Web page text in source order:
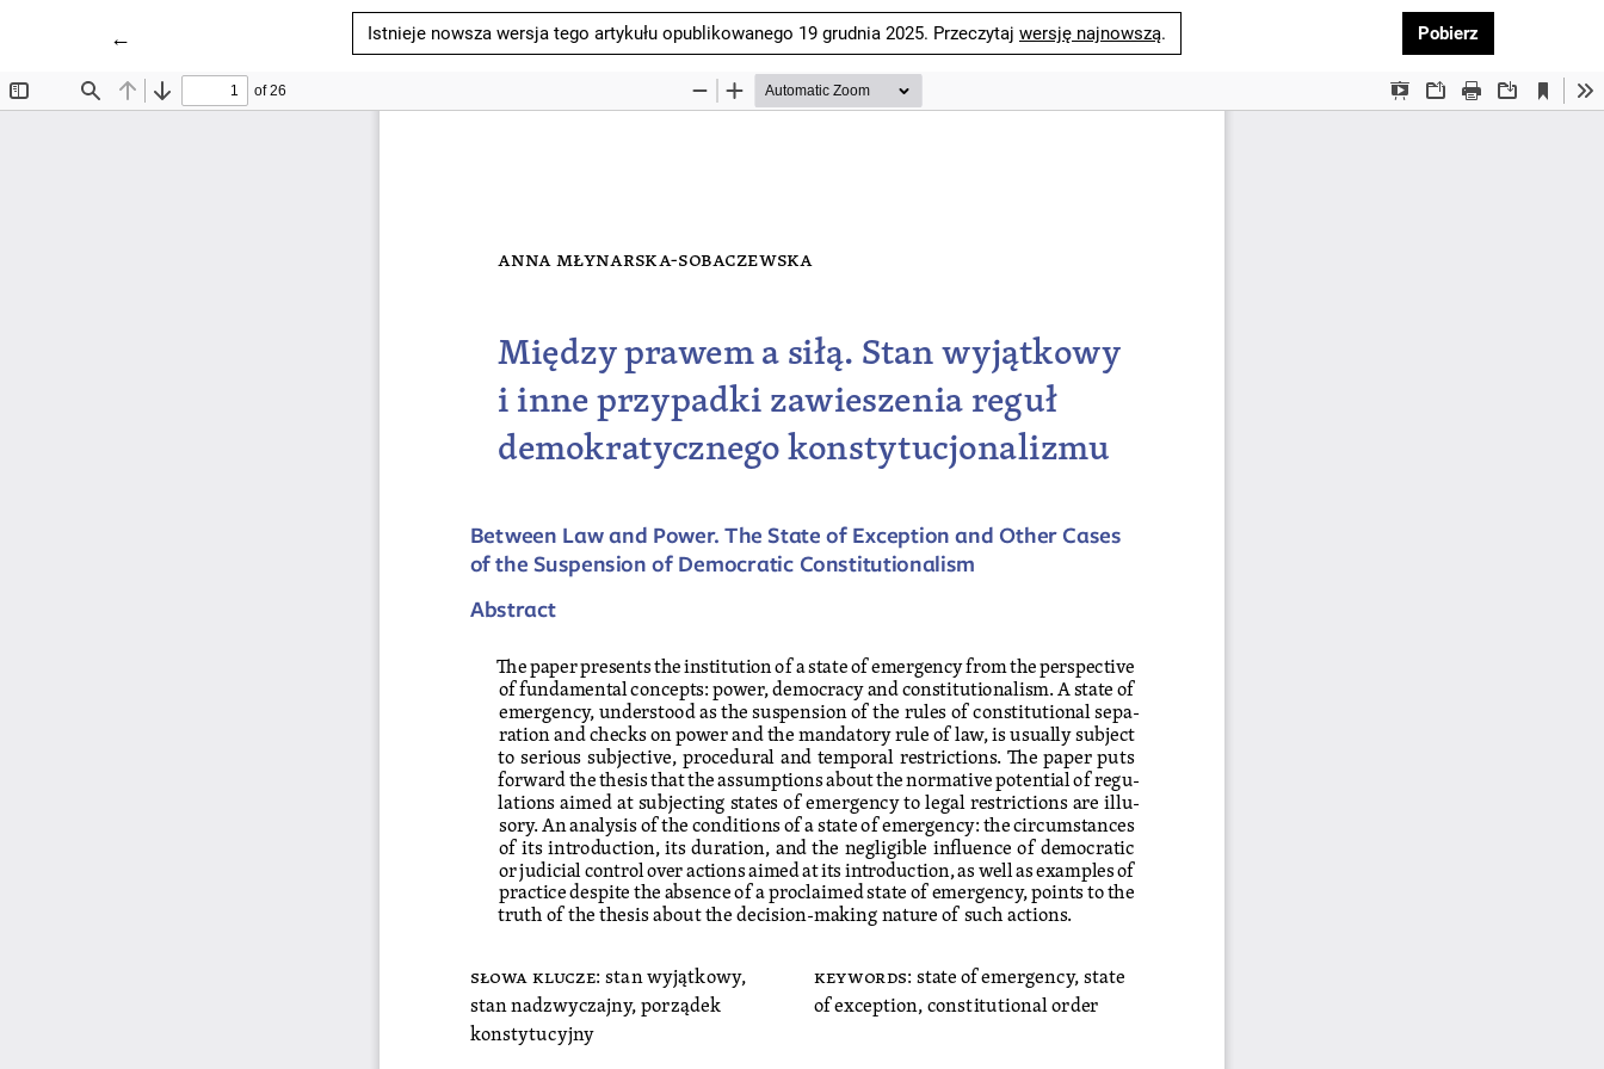
← Wróć do szczegółów artykułuIstnieje nowsza wersja tego artykułu opublikowanego 19 grudnia 2025. Przeczytaj wersję najnowszą. PobierzPobierz PDF